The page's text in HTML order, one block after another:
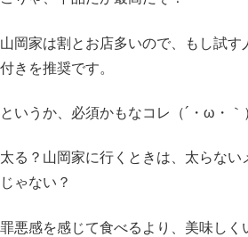
山岡家は割とお店多いので、もし試す
付きを推奨です。
というか、必須かもなコレ（´・ω・｀
太る？山岡家に行くときは、太らない
じゃない？
罪悪感を感じて食べるより、美味しく